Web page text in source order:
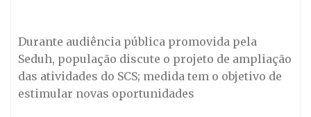
Durante audiência pública promovida pela
Seduh, população discute o projeto de ampliação
das atividades do SCS; medida tem o objetivo de
estimular novas oportunidades